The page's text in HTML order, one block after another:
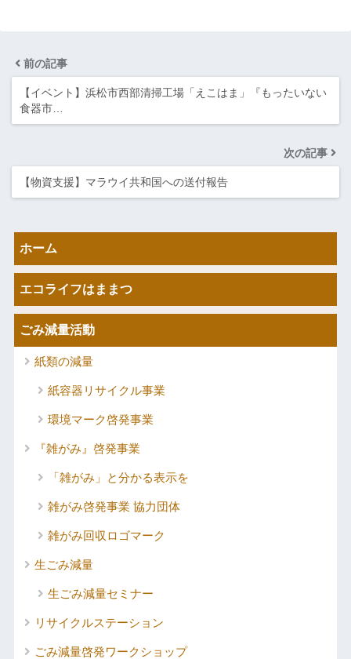
前の記事
【イベント】浜松市西部清掃工場「えこはま」『もったいない
食器市…
次の記事
【物資支援】マラウイ共和国への送付報告
ホーム
エコライフはままつ
ごみ減量活動
紙類の減量
紙容器リサイクル事業
環境マーク啓発事業
『雑がみ』啓発事業
「雑がみ」と分かる表示を
雑がみ啓発事業 協力団体
雑がみ回収ロゴマーク
生ごみ減量
生ごみ減量セミナー
リサイクルステーション
ごみ減量啓発ワークショップ